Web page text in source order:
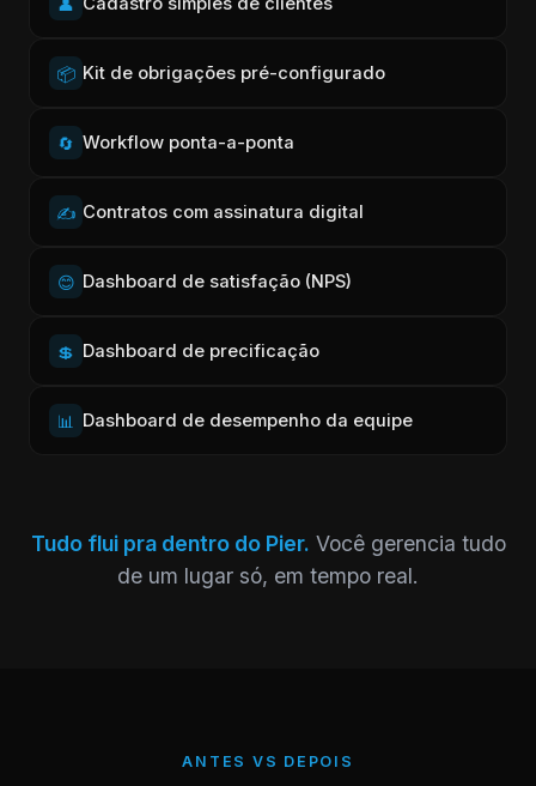
📦 Kit de obrigações pré-configurado
🔄 Workflow ponta-a-ponta
✍️ Contratos com assinatura digital
😊 Dashboard de satisfação (NPS)
💲 Dashboard de precificação
📊 Dashboard de desempenho da equipe
Tudo flui pra dentro do Pier. Você gerencia tudo
de um lugar só, em tempo real.
ANTES VS DEPOIS